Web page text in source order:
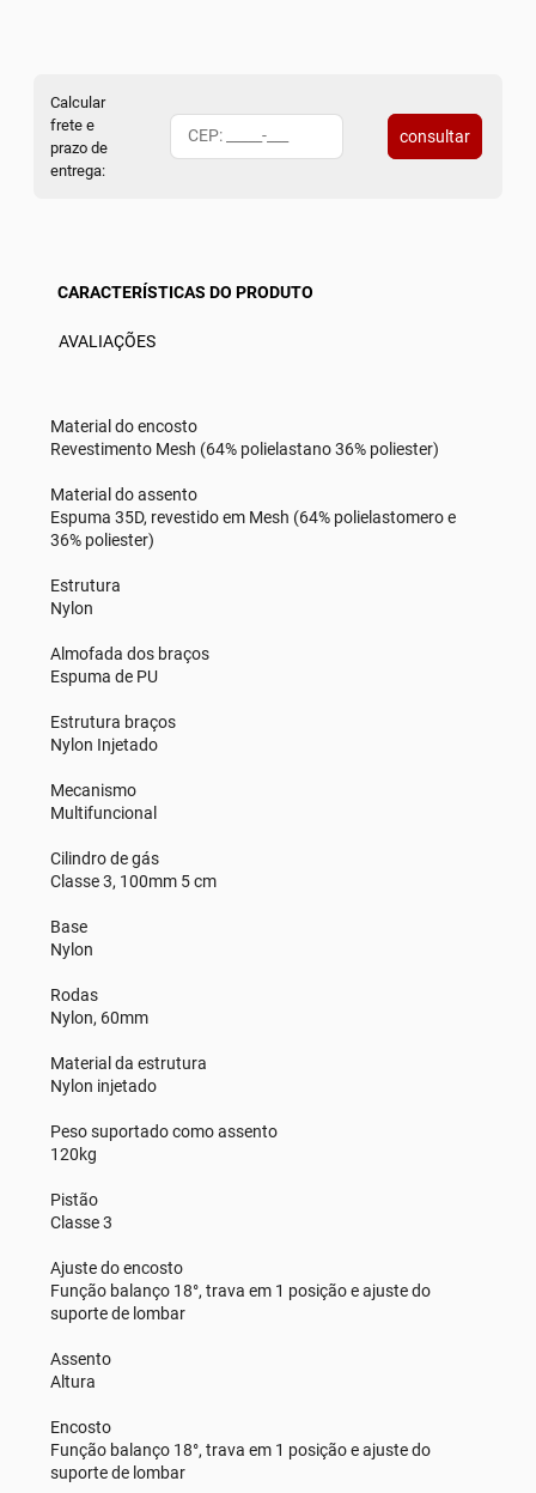
Calcular
frete e
prazo de
entrega:
consultar
CARACTERÍSTICAS DO PRODUTO
AVALIAÇÕES
Material do encosto
Revestimento Mesh (64% polielastano 36% poliester)
Material do assento
Espuma 35D, revestido em Mesh (64% polielastomero e
36% poliester)
Estrutura
Nylon
Almofada dos braços
Espuma de PU
Estrutura braços
Nylon Injetado
Mecanismo
Multifuncional
Cilindro de gás
Classe 3, 100mm 5 cm
Base
Nylon
Rodas
Nylon, 60mm
Material da estrutura
Nylon injetado
Peso suportado como assento
120kg
Pistão
Classe 3
Ajuste do encosto
Função balanço 18°, trava em 1 posição e ajuste do
suporte de lombar
Assento
Altura
Encosto
Função balanço 18°, trava em 1 posição e ajuste do
suporte de lombar